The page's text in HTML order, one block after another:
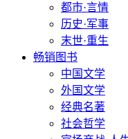
都市·言情
历史·军事
末世·重生
畅销图书
中国文学
外国文学
经典名著
社会哲学